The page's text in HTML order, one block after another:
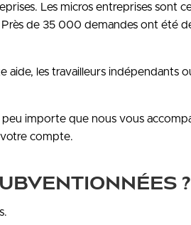
Les micros entreprises sont
de 35 000 demandes ont été
aide, les travailleurs indépendants
importe que nous vous
votre compte.
?